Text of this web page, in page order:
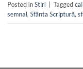
Posted inStiri Tagged
semnal, Sfânta Scriptură,